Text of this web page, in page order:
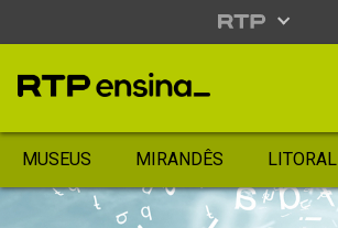
MUSEUS MIRANDÊS LITORAL